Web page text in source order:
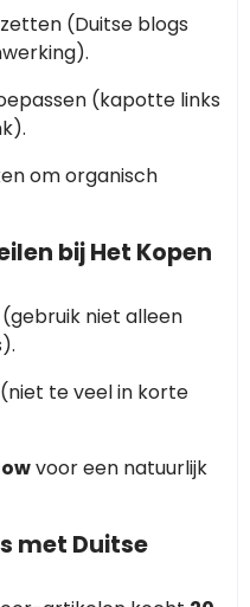
(Duitse blogs
(kapotte links
om organisch
bij Het Kopen
(gebruik niet alleen
(niet te veel in korte
voor een natuurlijk
met Duitse